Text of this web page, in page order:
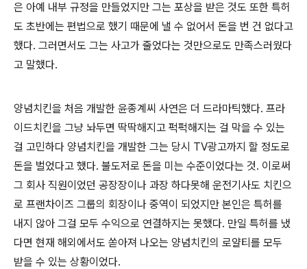
은 아예 내부 규정을 만들었지만 그는 포상을 받은 것도 또한 특허
도 초반에는 편법으로 했기 때문에 낼 수 없어서 돈을 번 건 없다고
했다. 그러면서도 그는 사고가 줄었다는 것만으로도 만족스러웠다
고 말했다.
양념치킨을 처음 개발한 윤종계씨 사연은 더 드라마틱했다. 프라
이드치킨을 그냥 놔두면 딱딱해지고 퍽퍽해지는 걸 막을 수 있는
걸 고민하다 양념치킨을 개발한 그는 당시 TV광고까지 할 정도로
돈을 벌었다고 했다. 불도저로 돈을 미는 수준이었다는 것. 이로써
그 회사 직원이었던 공장장이나 과장 하다못해 운전기사도 치킨으
로 프랜차이즈 그룹의 회장이나 중역이 되었지만 본인은 특허를
내지 않아 그걸 모두 수익으로 연결하지는 못했다. 만일 특허를 냈
다면 현재 해외에서도 쏟아져 나오는 양념치킨의 로얄티를 모두
받을 수 있는 상황이었다.